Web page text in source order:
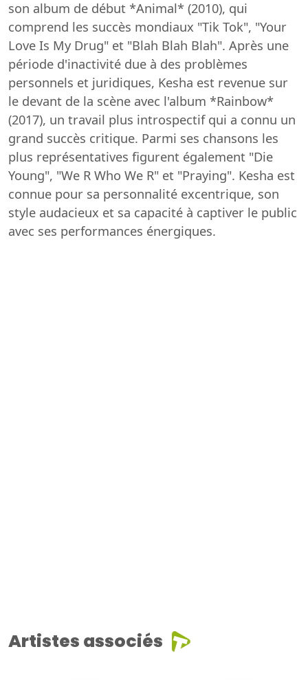
son album de début *Animal* (2010), qui
comprend les succès mondiaux "Tik Tok", "Your
Love Is My Drug" et "Blah Blah Blah". Après une
période d'inactivité due à des problèmes
personnels et juridiques, Kesha est revenue sur
le devant de la scène avec l'album *Rainbow*
(2017), un travail plus introspectif qui a connu un
grand succès critique. Parmi ses chansons les
plus représentatives figurent également "Die
Young", "We R Who We R" et "Praying". Kesha est
connue pour sa personnalité excentrique, son
style audacieux et sa capacité à captiver le public
avec ses performances énergiques.
Artistes associés